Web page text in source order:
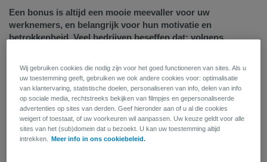
Een bonus is altijd een mooie meevaller voor uw
werknemers, en belangrijk voor hun motivatie en
betrokkenheid. Veel bedrijven beseffen dat: volgens
6.000 euro. Toch blijft het een uitdaging om het perfecte
bonusbeleid te vinden, dat zowel financieel haalbaar is voor
uw bedrijf, als duurzaam en zo voordelig mogelijk voor uw
medewerkers. Hebt u al eens aan een bonuspensioenplan
gedacht?
Wij gebruiken cookies die nodig zijn voor het goed functioneren van sites. Als u
uw toestemming geeft, gebruiken we ook andere cookies voor: optimalisatie
van klantervaring, statistische doelen, personaliseren van info, delen van info
op sociale media, rechtstreeks bekijken van filmpjes en gepersonaliseerde
advertenties op sites van derden. Geef hieronder aan of u al die cookies
weigert of toestaat, of uw voorkeuren wil aanpassen. Uw keuze geldt voor alle
sites van het (sub)domein dat u bezoekt. U kan uw toestemming altijd
intrekken.
Meer info in ons cookiebeleid.